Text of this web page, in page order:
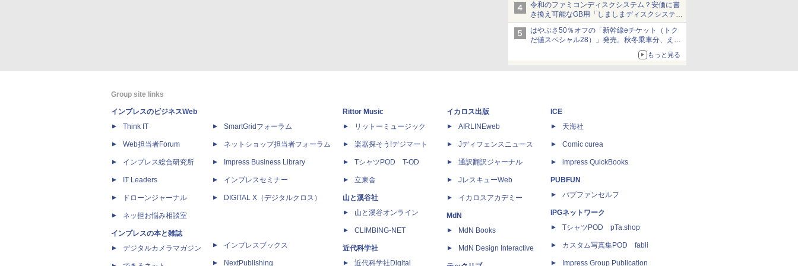
令和のファミコンディスクシステム？安価に書
き換え可能なGB用「しましまディスクシステ
ム」
はやぶさ50％オフの「新幹線eチケット（トク
だ値スペシャル28）」発売。秋冬乗車分、えき
もっと見る
Group site links
インプレスのビジネスWeb
Think IT
Web担当者Forum
インプレス総合研究所
IT Leaders
ドローンジャーナル
ネッ担お悩み相談室
インプレスの本と雑誌
デジタルカメラマガジン
SmartGridフォーラム
ネットショップ担当者フォーラム
Impress Business Library
インプレスセミナー
DIGITAL X（デジタルクロス）
インプレスブックス
NextPublishing
Rittor Music
リットーミュージック
楽器探そう!デジマート
TシャツPOD T-OD
立東舎
山と溪谷社
山と溪谷オンライン
CLIMBING-NET
近代科学社
近代科学社Digital
イカロス出版
AIRLINEweb
Jディフェンスニュース
通訳翻訳ジャーナル
JレスキューWeb
イカロスアカデミー
MdN
MdN Books
MdN Design Interactive
ICE
天海社
Comic curea
impress QuickBooks
PUBFUN
パブファンセルフ
IPGネットワーク
TシャツPOD pTa.shop
カスタム写真集POD fabli
Impress Group Publication